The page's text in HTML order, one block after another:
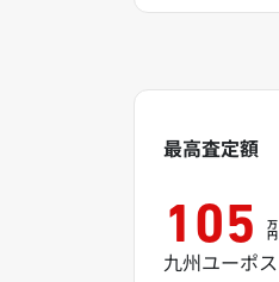
最高査定額
105 万
円
九州ユーポス